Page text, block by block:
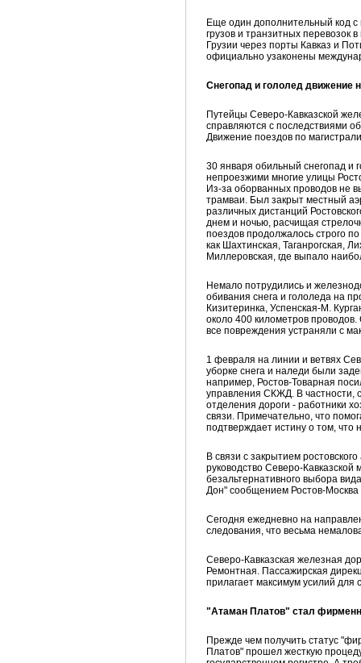
Еще один дополнительный код с
грузов и транзитных
Грузии через порты Кавказ и
официально узаконены
Снегопад и гололед движение
Путейцы Северо-Кавказской
справляются с последствиями
Движение поездов по
30 января обильный снегопад и
непроезжими многие улицы
Из-за оборванных проводов не
трамваи. Был закрыт местный
различных дистанций
днем и ночью, расчищая
поездов продолжалось строго
как Шахтинская, Таганрогская,
Миллеровская, где выпало
Немало потрудились и
обивания снега и гололеда на
Кизитеринка, Успенская-М.
около 400 километров
все повреждения устраняли с
1 февраля на линии и ветвях
уборке снега и наледи были
например, Ростов-Товарная
управления СКЖД. В частности,
отделения дороги - работники
связи. Примечательно, что
подтверждает истину о том,
В связи с закрытием
руководство Северо-
безальтернативного выбора
Дон" сообщением Ростов-
Сегодня ежедневно на
следования, что весьма
Северо-Кавказская железная
Ремонтная. Пассажирская
прилагает максимум усилий для
"Атаман Платов" стал
Прежде чем получить статус
Платов" прошел жесткую